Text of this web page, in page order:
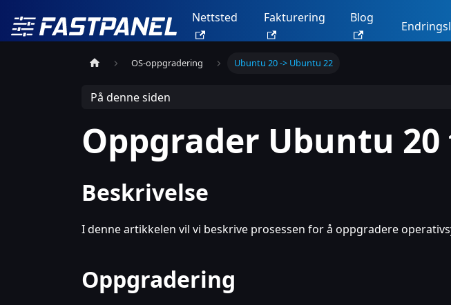
Nettsted Fakturering Blog
OS-oppgradering Ubuntu 20 -> Ubuntu 22
På denne siden
Oppgrader Ubuntu
Beskrivelse
I denne artikkelen vil vi beskrive prosessen for å oppgradere
Oppgradering